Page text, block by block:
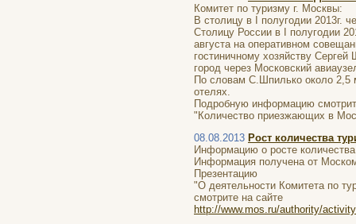
Комитет по туризму г. Москвы:
В столицу в I полугодии 2013г.
Столицу России в I полугодии
августа на оперативном
гостиничному хозяйству
город через Московский
По словам С.Шпилько около 2,5
отелях.
Подробную информацию
"Количество приезжающих в
08.08.2013 Рост количества
Информацию о росте
Информация получена от
Презентацию
"О деятельности Комитета по
смотрите на сайте
http://www.mos.ru/authority/